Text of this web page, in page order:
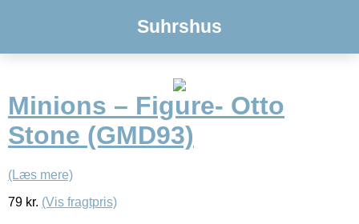
Suhrshus
Minions – Figure- Otto
Stone (GMD93)
(Læs mere)
79 kr. (Vis fragtpris)